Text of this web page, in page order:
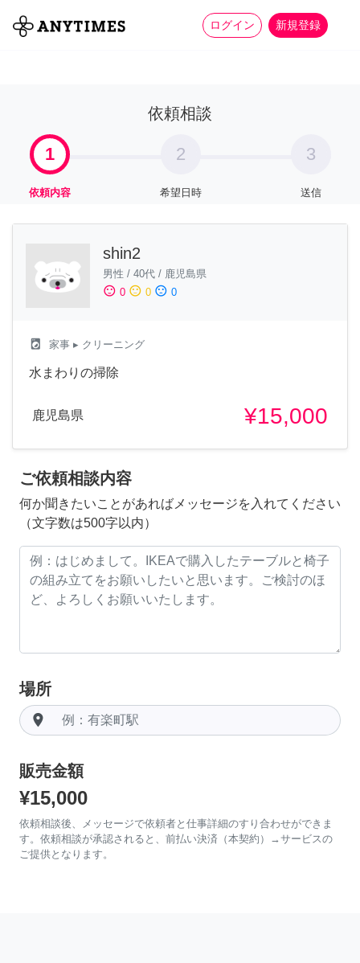
ログイン 新規登録
全て 家事 more_horiz
依頼相談
1
依頼内容
2
希望日時
3
送信
shin2
男性 / 40代 / 鹿児島県
sentiment_satisfied 0 sentiment_neutral 0 sentiment_dissatisfied 0
local_laundry_service 家事 ▸ クリーニング
水まわりの掃除
鹿児島県 ¥15,000
ご依頼相談内容
何か聞きたいことがあればメッセージを入れてください
（文字数は500字以内）
場所
room
販売金額
¥15,000
依頼相談後、メッセージで依頼者と仕事詳細のすり合わせができま
す。依頼相談が承認されると、前払い決済（本契約）→サービスの
ご提供となります。